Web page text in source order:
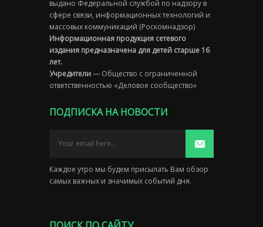
выдано Федеральной службой по надзору в
сфере связи, информационных технологий и
массовых коммуникаций (Роскомнадзор)
Информационная продукция сетевого
издания предназначена для детей старше 16
лет.
Учредители— Общество с ограниченной
ответственностью «Деловое сообщество»
ПОДПИСКА НА НОВОСТИ
Каждое утро мы будем присылать Вам обзор
самых важных и значимых событий дня.